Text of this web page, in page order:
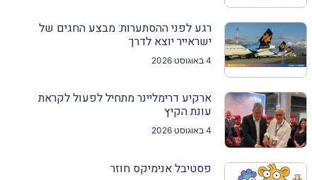
רגע לפני ההסתערות: מבצע החגים של
ישראייר יוצא לדרך
4 באוגוסט 2026
ארקיע דרימליינר מתחיל לפעול לקראת
עונת הקיץ
4 באוגוסט 2026
פסטיבל אנימיקס חוזר